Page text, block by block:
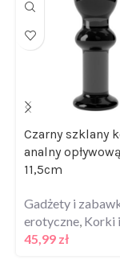
Czarny szklany
analny
11,5cm
Gadżety i
erotyczne
Korki
45,99
zł